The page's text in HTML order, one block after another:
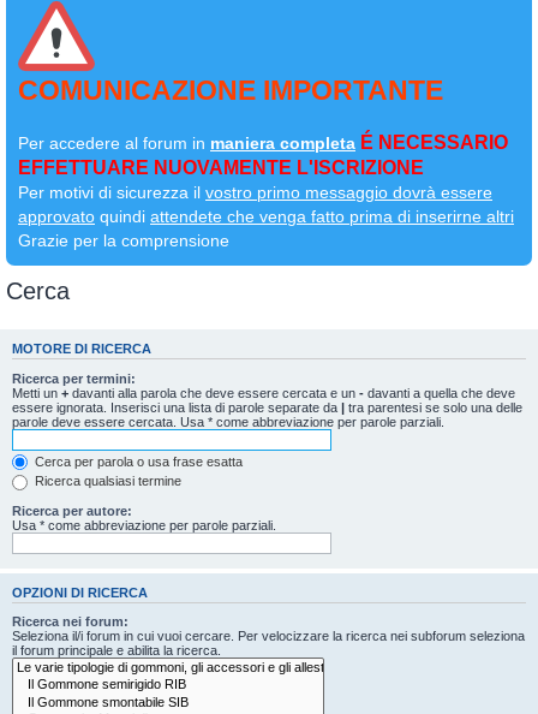
COMUNICAZIONE IMPORTANTE
Per accedere al forum in maniera completa É NECESSARIO
EFFETTUARE NUOVAMENTE L'ISCRIZIONE
Per motivi di sicurezza il vostro primo messaggio dovrà essere
approvato quindi attendete che venga fatto prima di inserirne altri
Grazie per la comprensione
Cerca
MOTORE DI RICERCA
Ricerca per termini:
Metti un + davanti alla parola che deve essere cercata e un - davanti a quella che deve
essere ignorata. Inserisci una lista di parole separate da | tra parentesi se solo una delle
parole deve essere cercata. Usa * come abbreviazione per parole parziali.
Cerca per parola o usa frase esatta
Ricerca qualsiasi termine
Ricerca per autore:
Usa * come abbreviazione per parole parziali.
OPZIONI DI RICERCA
Ricerca nei forum:
Seleziona il/i forum in cui vuoi cercare. Per velocizzare la ricerca nei subforum seleziona
il forum principale e abilita la ricerca.